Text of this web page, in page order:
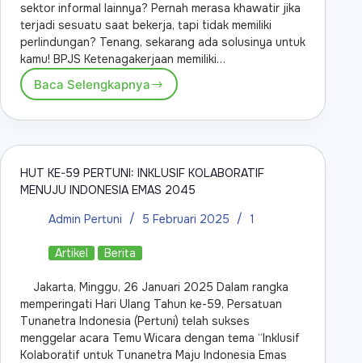
sektor informal lainnya? Pernah merasa khawatir jika
terjadi sesuatu saat bekerja, tapi tidak memiliki
perlindungan? Tenang, sekarang ada solusinya untuk
kamu! BPJS Ketenagakerjaan memiliki…
Baca Selengkapnya
HUT KE-59 PERTUNI: INKLUSIF KOLABORATIF
MENUJU INDONESIA EMAS 2045
Admin Pertuni
5 Februari 2025 1
Artikel Berita
Jakarta, Minggu, 26 Januari 2025 Dalam rangka
memperingati Hari Ulang Tahun ke-59, Persatuan
Tunanetra Indonesia (Pertuni) telah sukses
menggelar acara Temu Wicara dengan tema “Inklusif
Kolaboratif untuk Tunanetra Maju Indonesia Emas